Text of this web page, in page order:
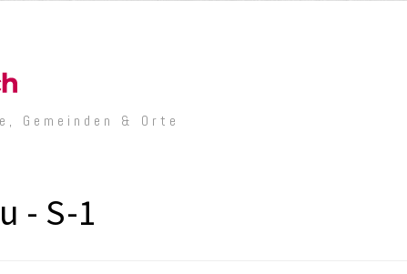
Gemeinden & Orte
- S-1